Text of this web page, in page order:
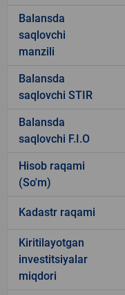
Balansda
saqlovchi
manzili
Balansda
saqlovchi STIR
Balansda
saqlovchi F.I.O
Hisob raqami
(So'm)
Kadastr raqami
Kiritilayotgan
investitsiyalar
miqdori